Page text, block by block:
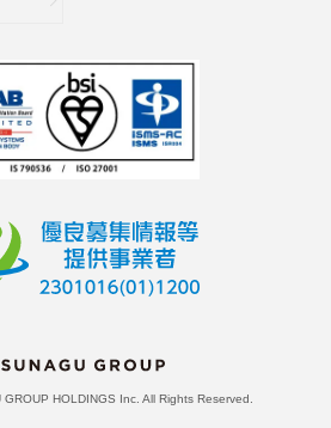
HOLDINGS Inc. All Rights Reserved.